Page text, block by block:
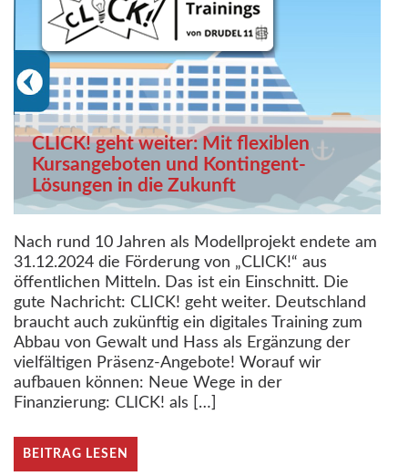
CLICK! geht weiter: Mit flexiblen
Kursangeboten und Kontingent-
Lösungen in die Zukunft
Nach rund 10 Jahren als Modellprojekt endete am
31.12.2024 die Förderung von „CLICK!“ aus
öffentlichen Mitteln. Das ist ein Einschnitt. Die
gute Nachricht: CLICK! geht weiter. Deutschland
braucht auch zukünftig ein digitales Training zum
Abbau von Gewalt und Hass als Ergänzung der
vielfältigen Präsenz-Angebote! Worauf wir
aufbauen können: Neue Wege in der
Finanzierung: CLICK! als […]
BEITRAG LESEN